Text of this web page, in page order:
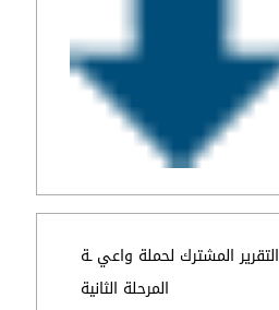
التقرير المشترك لحملة واعي ـة
المرحلة الثانية